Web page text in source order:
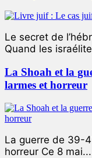
Le secret de
Quand les
La Shoah et la
larmes et horreur
La guerre de 39-
horreur Ce 8 mai...